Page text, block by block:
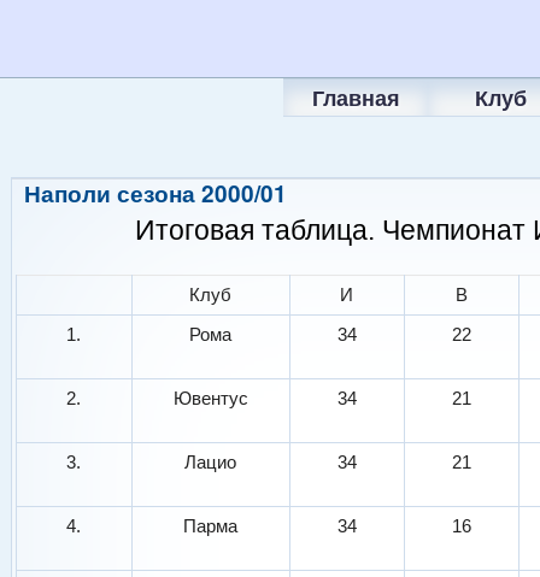
Главная Клуб
Наполи сезона 2000/01
Итоговая таблица.
Клуб И
В
1.
Рома 34 22
2. Ювентус 34 21
3. Лацио 34 21
4. Парма 34 16